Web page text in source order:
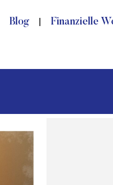
Blog Finanzielle